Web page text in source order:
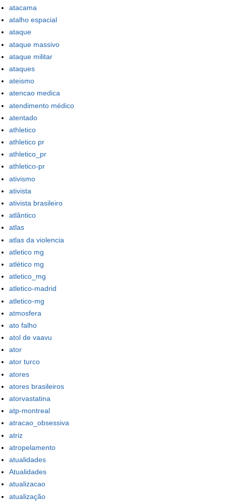
atacama
atalho espacial
ataque
ataque massivo
ataque militar
ataques
ateismo
atencao medica
atendimento médico
atentado
athletico
athletico pr
athletico_pr
athletico-pr
ativismo
ativista
ativista brasileiro
atlântico
atlas
atlas da violencia
atletico mg
atlético mg
atletico_mg
atletico-madrid
atletico-mg
atmosfera
ato falho
atol de vaavu
ator
ator turco
atores
atores brasileiros
atorvastatina
atp-montreal
atracao_obsessiva
atriz
atropelamento
atualidades
Atualidades
atualizacao
atualização